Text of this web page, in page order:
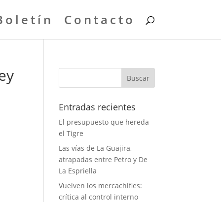
Contacto
Entradas recientes
El presupuesto que hereda
el Tigre
Las vías de La Guajira,
atrapadas entre Petro y De
La Espriella
Vuelven los mercachifles:
crítica al control interno